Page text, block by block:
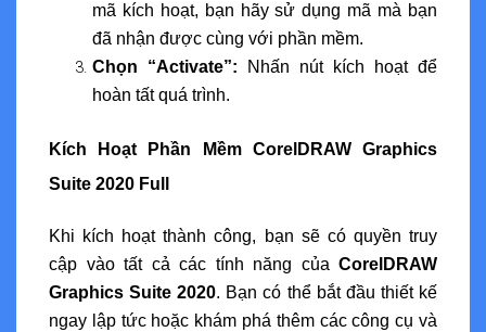
mã kích hoạt, bạn hãy sử dụng mã mà bạn
đã nhận được cùng với phần mềm.
Chọn “Activate”: Nhấn nút kích hoạt để
hoàn tất quá trình.
Kích Hoạt Phần Mềm CorelDRAW Graphics
Suite 2020 Full
Khi kích hoạt thành công, bạn sẽ có quyền truy
cập vào tất cả các tính năng của CorelDRAW
Graphics Suite 2020. Bạn có thể bắt đầu thiết kế
ngay lập tức hoặc khám phá thêm các công cụ và